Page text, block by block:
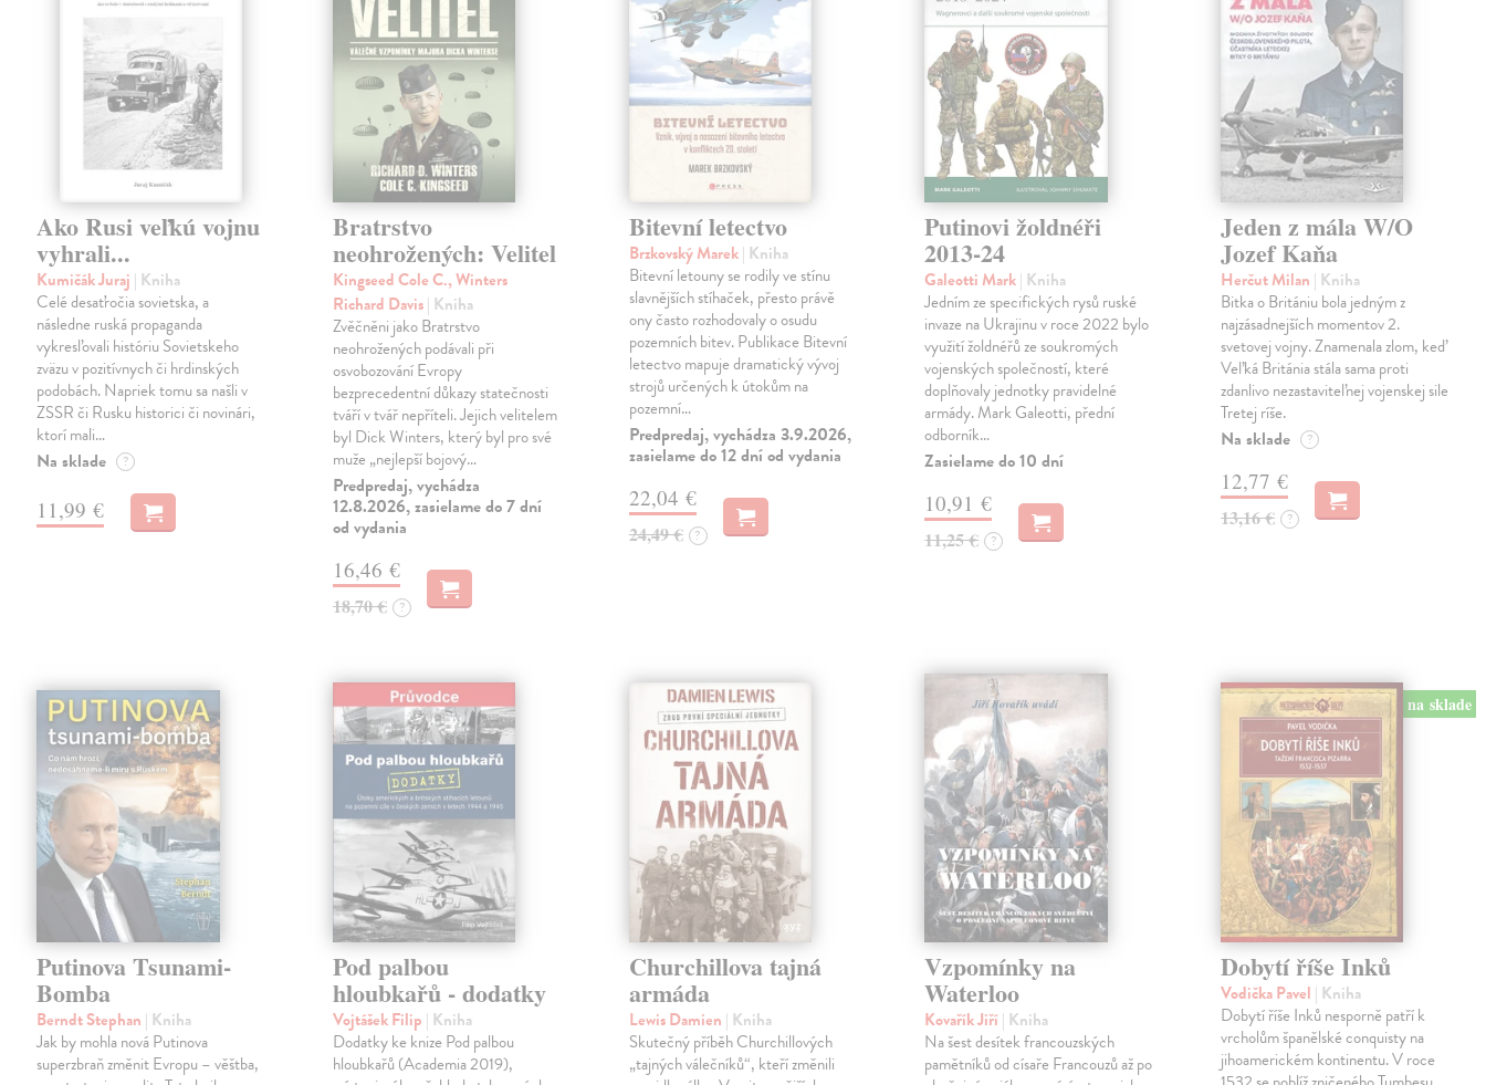
Ako Rusi veľkú vojnu
vyhrali...
Kumičák Juraj | Kniha
Celé desaťročia sovietska, a
následne ruská propaganda
vykresľovali históriu Sovietskeho
zväzu v pozitívnych či hrdinských
podobách. Napriek tomu sa našli v
ZSSR či Rusku historici či novinári,
ktorí mali…
Na sklade ?
11,99 €
Bratrstvo
neohrožených: Velitel
Kingseed Cole C., Winters
Richard Davis| Kniha
Zvěčněni jako Bratrstvo
neohrožených podávali při
osvobozování Evropy
bezprecedentní důkazy statečnosti
tváří v tvář nepříteli. Jejich velitelem
byl Dick Winters, který byl pro své
muže „nejlepší bojový…
Predpredaj, vychádza
12.8.2026, zasielame do 7 dní
od vydania
16,46 €
18,70 € ?
Bitevní letectvo
Brzkovský Marek| Kniha
Bitevní letouny se rodily ve stínu
slavnějších stíhaček, přesto právě
ony často rozhodovaly o osudu
pozemních bitev. Publikace Bitevní
letectvo mapuje dramatický vývoj
strojů určených k útokům na
pozemní…
Predpredaj, vychádza 3.9.2026,
zasielame do 12 dní od vydania
22,04 €
24,49 € ?
Putinovi žoldnéři
2013-24
Galeotti Mark| Kniha
Jedním ze specifických rysů ruské
invaze na Ukrajinu v roce 2022 bylo
využití žoldnéřů ze soukromých
vojenských společností, které
doplňovaly jednotky pravidelné
armády. Mark Galeotti, přední
odborník…
Zasielame do 10 dní
10,91 €
11,25 € ?
Jeden z mála W/O
Jozef Kaňa
Herčut Milan | Kniha
Bitka o Britániu bola jedným z
najzásadnejších momentov 2.
svetovej vojny. Znamenala zlom, keď
Veľká Británia stála sama proti
zdanlivo nezastaviteľnej vojenskej sile
Tretej ríše.
Na sklade ?
12,77 €
13,16 € ?
Putinova Tsunami-
Bomba
Berndt Stephan | Kniha
Jak by mohla nová Putinova
superzbraň změnit Evropu – věštba,
Pod palbou
hloubkařů - dodatky
Vojtášek Filip | Kniha
Dodatky ke knize Pod palbou
hloubkařů (Academia 2019),
Churchillova tajná
armáda
Lewis Damien | Kniha
Skutečný příběh Churchillových
„tajných válečníků“, kteří změnili
Vzpomínky na
Waterloo
Kovařík Jiří | Kniha
Na šest desítek francouzských
pamětníků od císaře Francouzů až po
na sklade
Dobytí říše Inků
Vodička Pavel | Kniha
Dobytí říše Inků nesporně patří k
vrcholům španělské conquisty na
jihoamerickém kontinentu. V roce